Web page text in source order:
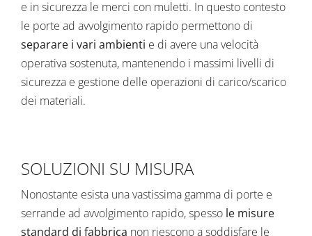
e in sicurezza le merci con muletti. In questo contesto
le porte ad avvolgimento rapidopermettono di
separare i vari ambienti e di avere una velocità
operativa sostenuta, mantenendo i massimi livelli di
sicurezza e gestione delle operazioni di carico/scarico
dei materiali.
SOLUZIONI SU MISURA
Nonostante esista una vastissima gamma di porte e
serrande ad avvolgimento rapido, spesso le misure
standard di fabbrica non riescono a soddisfare le